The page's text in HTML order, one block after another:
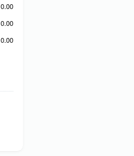
0.00
0.00
0.00